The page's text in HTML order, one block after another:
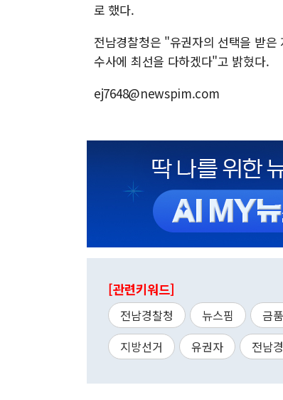
로 했다.
전남경찰청은 "유권자의 선택을 받
수사에 최선을 다하겠다"고 밝혔다.
ej7648@newspim.com
[관련키워드]
전남경찰청 뉴스핌 금
지방선거
유권자 전남